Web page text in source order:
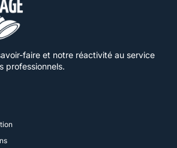
faire et notre réactivité au service
professionnels.